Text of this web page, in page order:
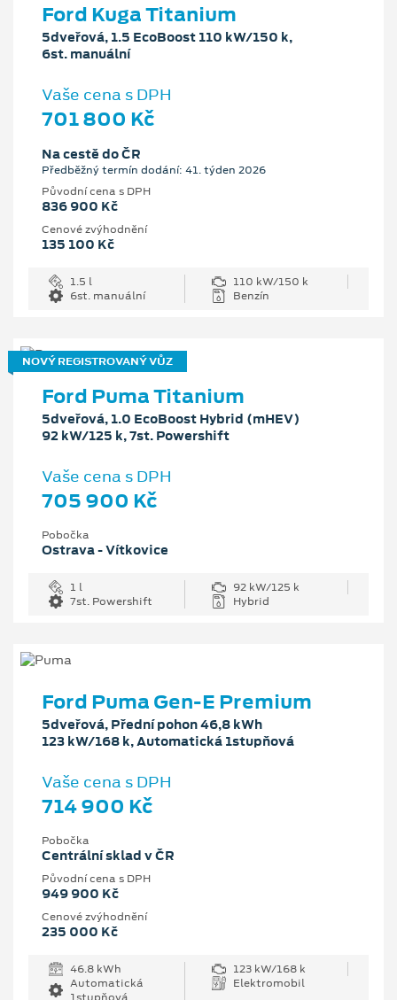
Ford Kuga Titanium
5dveřová, 1.5 EcoBoost 110 kW/150 k,
6st. manuální
Vaše cena s DPH
701 800 Kč
Na cestě do ČR
Předběžný termín dodání: 41. týden 2026
Původní cena s DPH
836 900 Kč
Cenové zvýhodnění
135 100 Kč
1.5 l
110 kW/150 k
6st. manuální
Benzín
NOVÝ REGISTROVANÝ VŮZ
Ford Puma Titanium
5dveřová, 1.0 EcoBoost Hybrid (mHEV)
92 kW/125 k, 7st. Powershift
Vaše cena s DPH
705 900 Kč
Pobočka
Ostrava - Vítkovice
1 l
92 kW/125 k
7st. Powershift
Hybrid
Ford Puma Gen-E Premium
5dveřová, Přední pohon 46,8 kWh
123 kW/168 k, Automatická 1stupňová
Vaše cena s DPH
714 900 Kč
Pobočka
Centrální sklad v ČR
Původní cena s DPH
949 900 Kč
Cenové zvýhodnění
235 000 Kč
46.8 kWh
123 kW/168 k
Automatická
1stupňová
Elektromobil